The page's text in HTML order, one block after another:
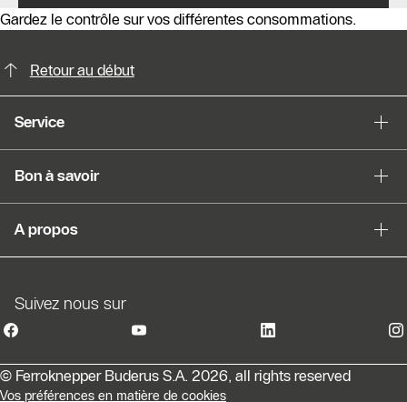
Gardez le contrôle sur vos différentes consommations.
Retour au début
Service
Bon à savoir
A propos
Suivez nous sur
© Ferroknepper Buderus S.A. 2026, all rights reserved
Vos préférences en matière de cookies